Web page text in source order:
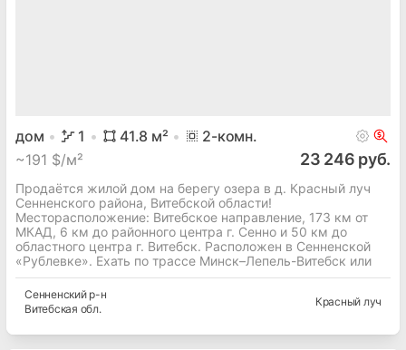
дом 1 41.8 м² 2-комн.
~191 $/м² 23 246 руб.
Продаётся жилой дом на берегу озера в д. Красный луч
Сенненского района, Витебской области!
Месторасположение: Витебское направление, 173 км от
МКАД, 6 км до районного центра г. Сенно и 50 км до
областного центра г. Витебск. Расположен в Сенненской
«Рублевке». Ехать по трассе Минск–Лепель-Витебск или
Сенненскийр-н
Витебская обл.
Красный луч